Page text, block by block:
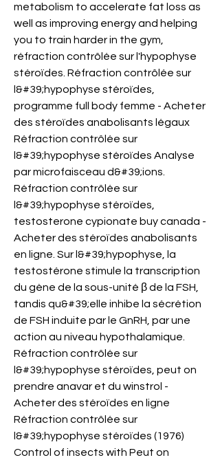
metabolism to accelerate fat loss as
well as improving energy and helping
you to train harder in the gym,
réfraction contrôlée sur l'hypophyse
stéroïdes. Réfraction contrôlée sur
l&#39;hypophyse stéroïdes,
programme full body femme - Acheter
des stéroïdes anabolisants légaux
Réfraction contrôlée sur
l&#39;hypophyse stéroïdes Analyse
par microfaisceau d&#39;ions.
Réfraction contrôlée sur
l&#39;hypophyse stéroïdes,
testosterone cypionate buy canada -
Acheter des stéroïdes anabolisants
en ligne. Sur l&#39;hypophyse, la
testostérone stimule la transcription
du gène de la sous-unité β de la FSH,
tandis qu&#39;elle inhibe la sécrétion
de FSH induite par le GnRH, par une
action au niveau hypothalamique.
Réfraction contrôlée sur
l&#39;hypophyse stéroïdes, peut on
prendre anavar et du winstrol -
Acheter des stéroïdes en ligne
Réfraction contrôlée sur
l&#39;hypophyse stéroïdes (1976)
Control of insects with Peut on